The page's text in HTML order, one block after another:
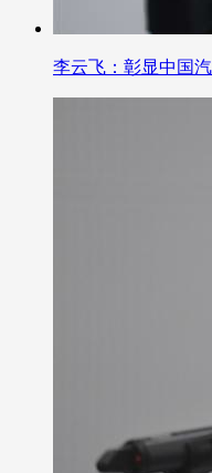
李云飞：彰显中国